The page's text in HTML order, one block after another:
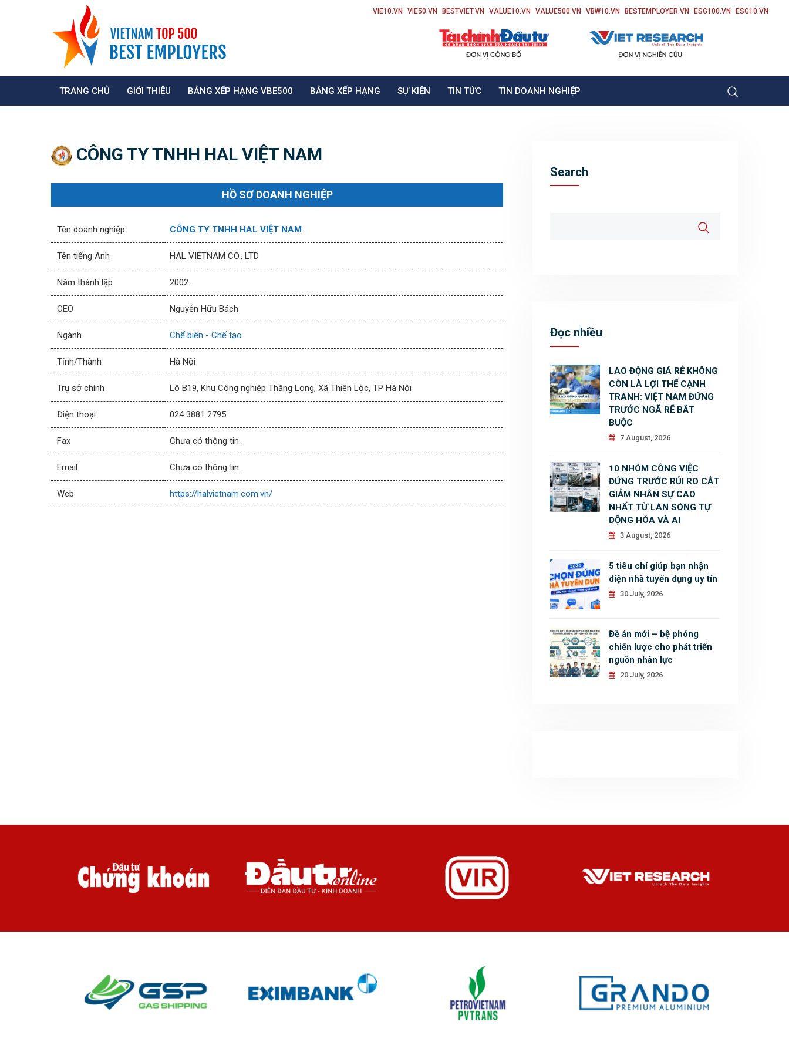
VIE10.VN VIE50.VN BESTVIET.VN VALUE10.VN VALUE500.VN VBW10.VN BESTEMPLOYER.VN ESG100.VN ESG10.VN
TRANG CHỦ GIỚI THIỆU BẢNG XẾP HẠNG VBE500 BẢNG XẾP HẠNG SỰ KIỆN TIN TỨC TIN DOANH NGHIỆP
CÔNG TY TNHH HAL VIỆT NAM
HỒ SƠ DOANH NGHIỆP
Tên doanh nghiệp CÔNG TY TNHH HAL VIỆT NAM
Tên tiếng Anh HAL VIETNAM CO., LTD
Năm thành lập 2002
CEO Nguyễn Hữu Bách
Ngành Chế biến - Chế tạo
Tỉnh/Thành Hà Nội
Trụ sở chính Lô B19, Khu Công nghiệp Thăng Long, Xã Thiên Lộc, TP Hà Nội
Điện thoại 024 3881 2795
Fax Chưa có thông tin.
Email Chưa có thông tin.
Web https://halvietnam.com.vn/
Search
Đọc nhiều
LAO ĐỘNG GIÁ RẺ KHÔNG
CÒN LÀ LỢI THẾ CẠNH
TRANH: VIỆT NAM ĐỨNG
TRƯỚC NGÃ RẼ BẮT
BUỘC
7 August, 2026
10 NHÓM CÔNG VIỆC
ĐỨNG TRƯỚC RỦI RO CẮT
GIẢM NHÂN SỰ CAO
NHẤT TỪ LÀN SÓNG TỰ
ĐỘNG HÓA VÀ AI
3 August, 2026
5 tiêu chí giúp bạn nhận
diện nhà tuyển dụng uy tín
30 July, 2026
Đề án mới – bệ phóng
chiến lược cho phát triển
nguồn nhân lực
20 July, 2026